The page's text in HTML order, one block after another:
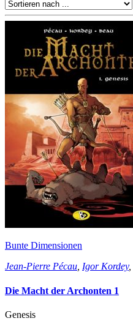
Bunte Dimensionen
Jean-Pierre Pécau, Igor Kordey,
Die Macht der Archonten 1
Genesis